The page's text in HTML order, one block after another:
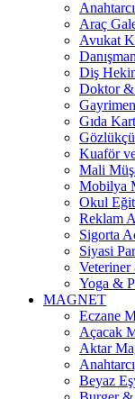
Araç
Avukat
Diş
Doktor
Gıda
Kuaför
Mali
Mobilya
Okul
Reklam
Sigorta
Siyasi
Yoga &
MAGNET
Eczane
Açacak
Aktar
Beyaz